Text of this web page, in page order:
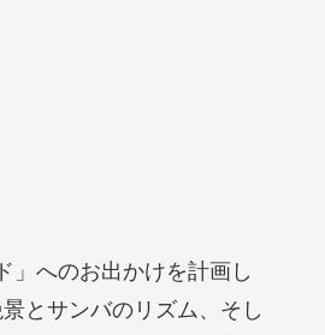
」へのお出かけを計画し
とサンバのリズム、そし